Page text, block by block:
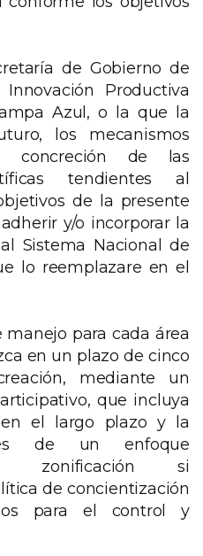
de Gobierno de
Productiva
Azul, o la que la
los mecanismos
concreción de las
tendientes al
de la presente
y/o incorporar la
Sistema Nacional de
lo reemplazare en el
para cada área
en un plazo de cinco
mediante un
que incluya
el largo plazo y la
de un enfoque
zonificación si
de concientización
para el control y